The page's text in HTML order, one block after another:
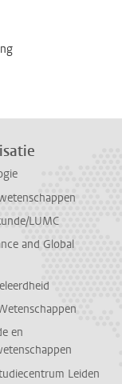
LUMC
and Global
en
Leiden